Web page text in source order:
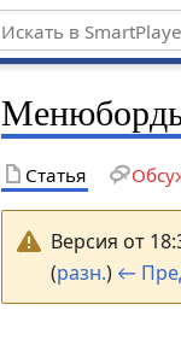
Статья
Версия от
(разн.) ←